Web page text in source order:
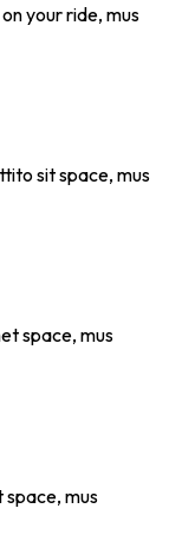
your ride, mus
sit space, mus
space, mus
mus